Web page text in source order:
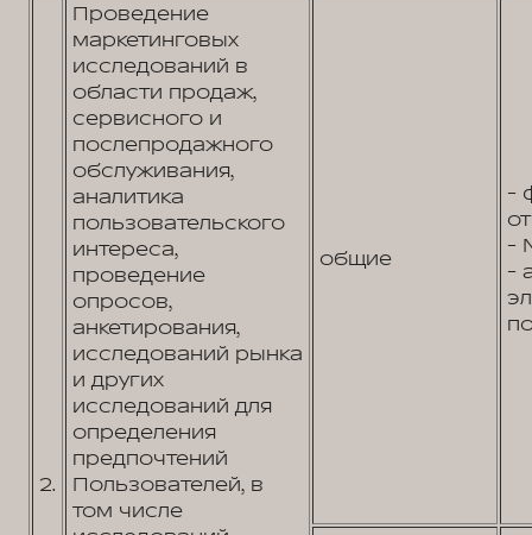
2.
Проведение
маркетинговых
исследований в
области продаж,
сервисного и
послепродажного
обслуживания,
аналитика
пользовательского
интереса,
проведение
опросов,
анкетирования,
исследований рынка
и других
исследований для
определения
предпочтений
Пользователей, в
том числе
общие
-
-
-